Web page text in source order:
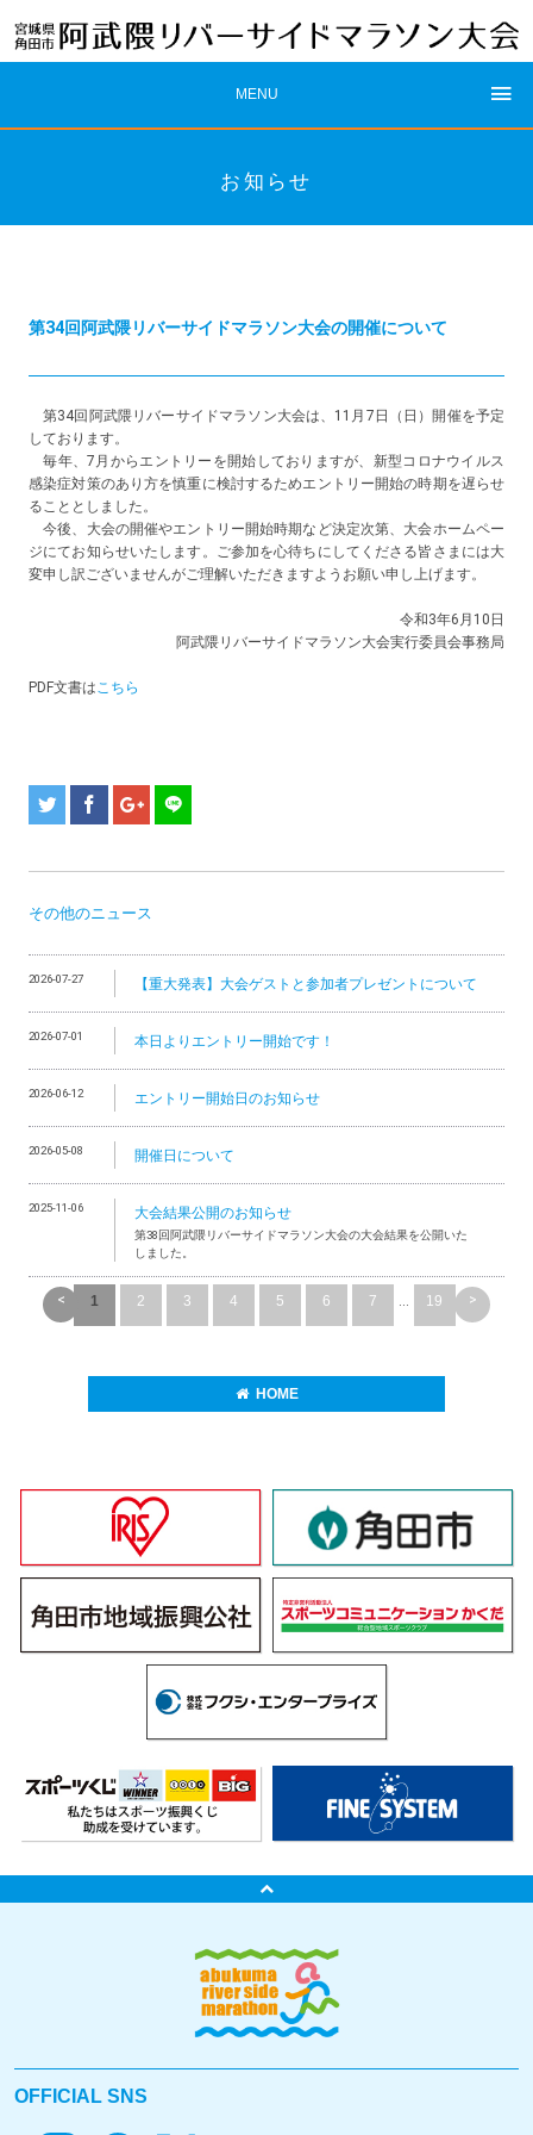
MENU
お知らせ
第34回阿武隈リバーサイドマラソン大会の開催について
第34回阿武隈リバーサイドマラソン大会は、11月7日（日）開催を予定
しております。
毎年、7月からエントリーを開始しておりますが、新型コロナウイルス
感染症対策のあり方を慎重に検討するためエントリー開始の時期を遅らせ
ることとしました。
今後、大会の開催やエントリー開始時期など決定次第、大会ホームペー
ジにてお知らせいたします。ご参加を心待ちにしてくださる皆さまには大
変申し訳ございませんがご理解いただきますようお願い申し上げます。
令和3年6月10日
阿武隈リバーサイドマラソン大会実行委員会事務局
PDF文書はこちら
その他のニュース
2026-07-27 【重大発表】大会ゲストと参加者プレゼントについて
2026-07-01 本日よりエントリー開始です！
2026-06-12 エントリー開始日のお知らせ
2026-05-08 開催日について
2025-11-06 大会結果公開のお知らせ
第38回阿武隈リバーサイドマラソン大会の大会結果を公開いた
しました。
< 1 2 3 4 5 6 7 ... 19 >
HOME
OFFICIAL SNS